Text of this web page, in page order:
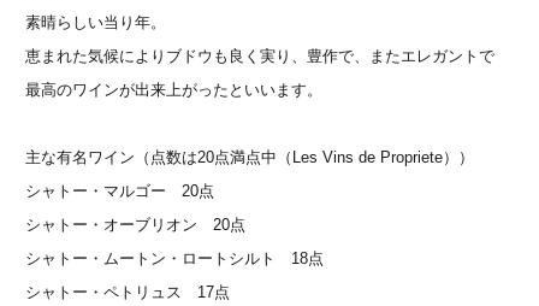
素晴らしい当り年。
恵まれた気候によりブドウも良く実り、豊作で、またエレガントで
最高のワインが出来上がったといいます。
主な有名ワイン（点数は20点満点中（Les Vins de Propriete））
シャトー・マルゴー 20点
シャトー・オーブリオン 20点
シャトー・ムートン・ロートシルト 18点
シャトー・ペトリュス 17点